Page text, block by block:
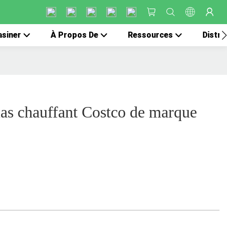
À Propos De Ressources
chauffant Costco de marque